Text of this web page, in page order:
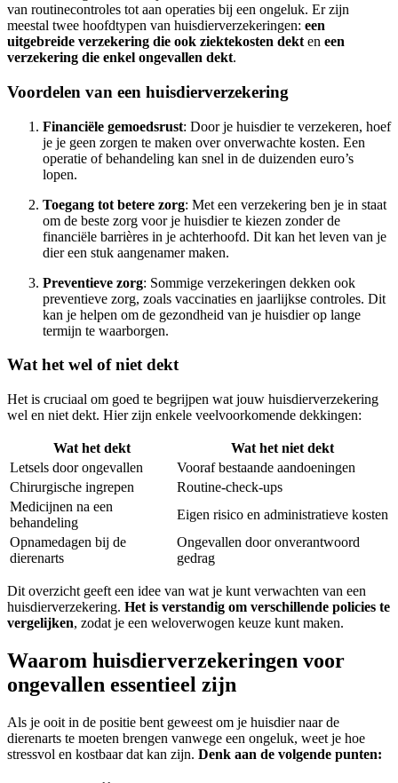
van routinecontroles tot aan operaties bij een ongeluk. Er zijn
meestal twee hoofdtypen van huisdierverzekeringen: een
uitgebreide verzekering die ook ziektekosten dekt en een
verzekering die enkel ongevallen dekt.
Voordelen van een huisdierverzekering
Financiële gemoedsrust: Door je huisdier te verzekeren, hoef
je je geen zorgen te maken over onverwachte kosten. Een
operatie of behandeling kan snel in de duizenden euro’s
lopen.
Toegang tot betere zorg: Met een verzekering ben je in staat
om de beste zorg voor je huisdier te kiezen zonder de
financiële barrières in je achterhoofd. Dit kan het leven van je
dier een stuk aangenamer maken.
Preventieve zorg: Sommige verzekeringen dekken ook
preventieve zorg, zoals vaccinaties en jaarlijkse controles. Dit
kan je helpen om de gezondheid van je huisdier op lange
termijn te waarborgen.
Wat het wel of niet dekt
Het is cruciaal om goed te begrijpen wat jouw huisdierverzekering
wel en niet dekt. Hier zijn enkele veelvoorkomende dekkingen:
Wat het dekt
Wat het niet dekt
Letsels door ongevallen
Vooraf bestaande aandoeningen
Chirurgische ingrepen
Routine-check-ups
Medicijnen na een
behandeling
Eigen risico en administratieve kosten
Opnamedagen bij de
dierenarts
Ongevallen door onverantwoord
gedrag
Dit overzicht geeft een idee van wat je kunt verwachten van een
huisdierverzekering. Het is verstandig om verschillende policies te
vergelijken, zodat je een weloverwogen keuze kunt maken.
Waarom huisdierverzekeringen voor
ongevallen essentieel zijn
Als je ooit in de positie bent geweest om je huisdier naar de
dierenarts te moeten brengen vanwege een ongeluk, weet je hoe
stressvol en kostbaar dat kan zijn. Denk aan de volgende punten: